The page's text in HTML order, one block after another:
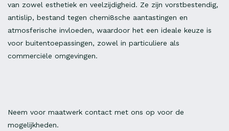
van zowel esthetiek en veelzijdigheid. Ze zijn vorstbestendig,
antislip, bestand tegen chemi8sche aantastingen en
atmosferische invloeden, waardoor het een ideale keuze is
voor buitentoepassingen, zowel in particuliere als
commerciële omgevingen.
Neem voor maatwerk contact met ons op voor de
mogelijkheden.